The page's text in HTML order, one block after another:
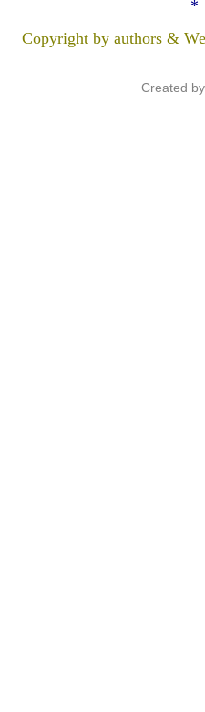
*
Copyright by authors &
Created